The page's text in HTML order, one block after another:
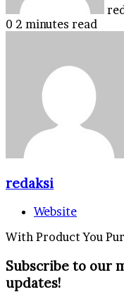
0 2 minutes read
redaksi
Website
With Product You
Subscribe to our
updates!